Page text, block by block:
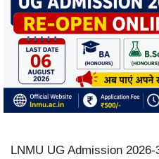
LNMU UG Admission